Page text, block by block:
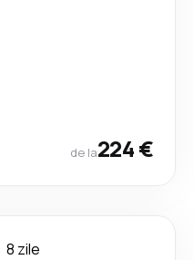
de la224 €
8 zile